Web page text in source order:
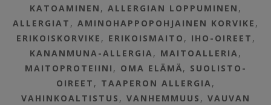
KATOAMINEN ,ALLERGIAN LOPPUMINEN ,
ALLERGIAT ,AMINOHAPPOPOHJAINEN KORVIKE ,
ERIKOISKORVIKE , ERIKOISMAITO , IHO-OIREET ,
KANANMUNA-ALLERGIA, MAITOALLERIA,
MAITOPROTEIINI , OMA ELÄMÄ, SUOLISTO-
OIREET , TAAPERON ALLERGIA,
VAHINKOALTISTUS ,VANHEMMUUS ,VAUVAN